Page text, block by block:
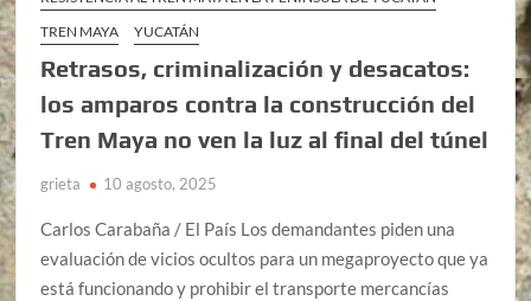
TREN MAYA
YUCATÁN
Retrasos, criminalización y desacatos:
los amparos contra la construcción del
Tren Maya no ven la luz al final del túnel
grieta 10 agosto, 2025
Carlos Carabaña / El País Los demandantes piden una
evaluación de vicios ocultos para un megaproyecto que ya
está funcionando y prohibir el transporte mercancías